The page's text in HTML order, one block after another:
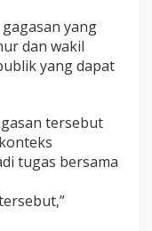
yang
dan wakil
yang dapat
tersebut
tugas bersama